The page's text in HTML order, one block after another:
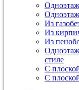
Из
Из
Из
стиле
С
С